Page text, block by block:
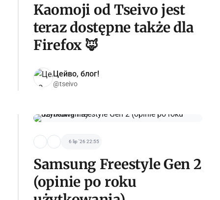
Kaomoji od Tseivo jest
teraz dostępne także dla
Firefox 🦊
Цейво, блог!
@tseivo
6 lip '26 22:55
Samsung Freestyle Gen 2
(opinie po roku